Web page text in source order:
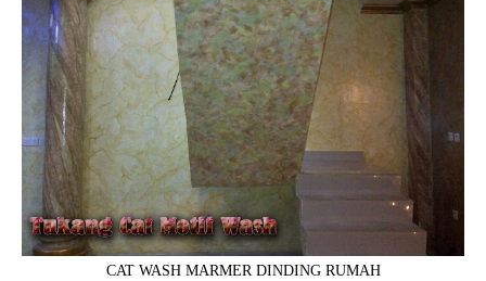
CAT WASH MARMER DINDING RUMAH